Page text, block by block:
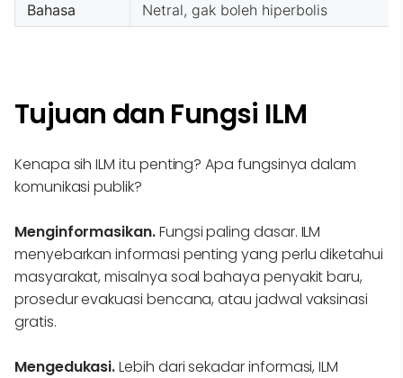
Bahasa
Netral, gak boleh hiperbolis
Tujuan dan Fungsi ILM
Kenapa sih ILM itu penting? Apa fungsinya dalam
komunikasi publik?
Menginformasikan.Fungsi paling dasar. ILM
menyebarkan informasi penting yang perlu diketahui
masyarakat, misalnya soal bahaya penyakit baru,
prosedur evakuasi bencana, atau jadwal vaksinasi
gratis.
Mengedukasi.Lebih dari sekadar informasi, ILM